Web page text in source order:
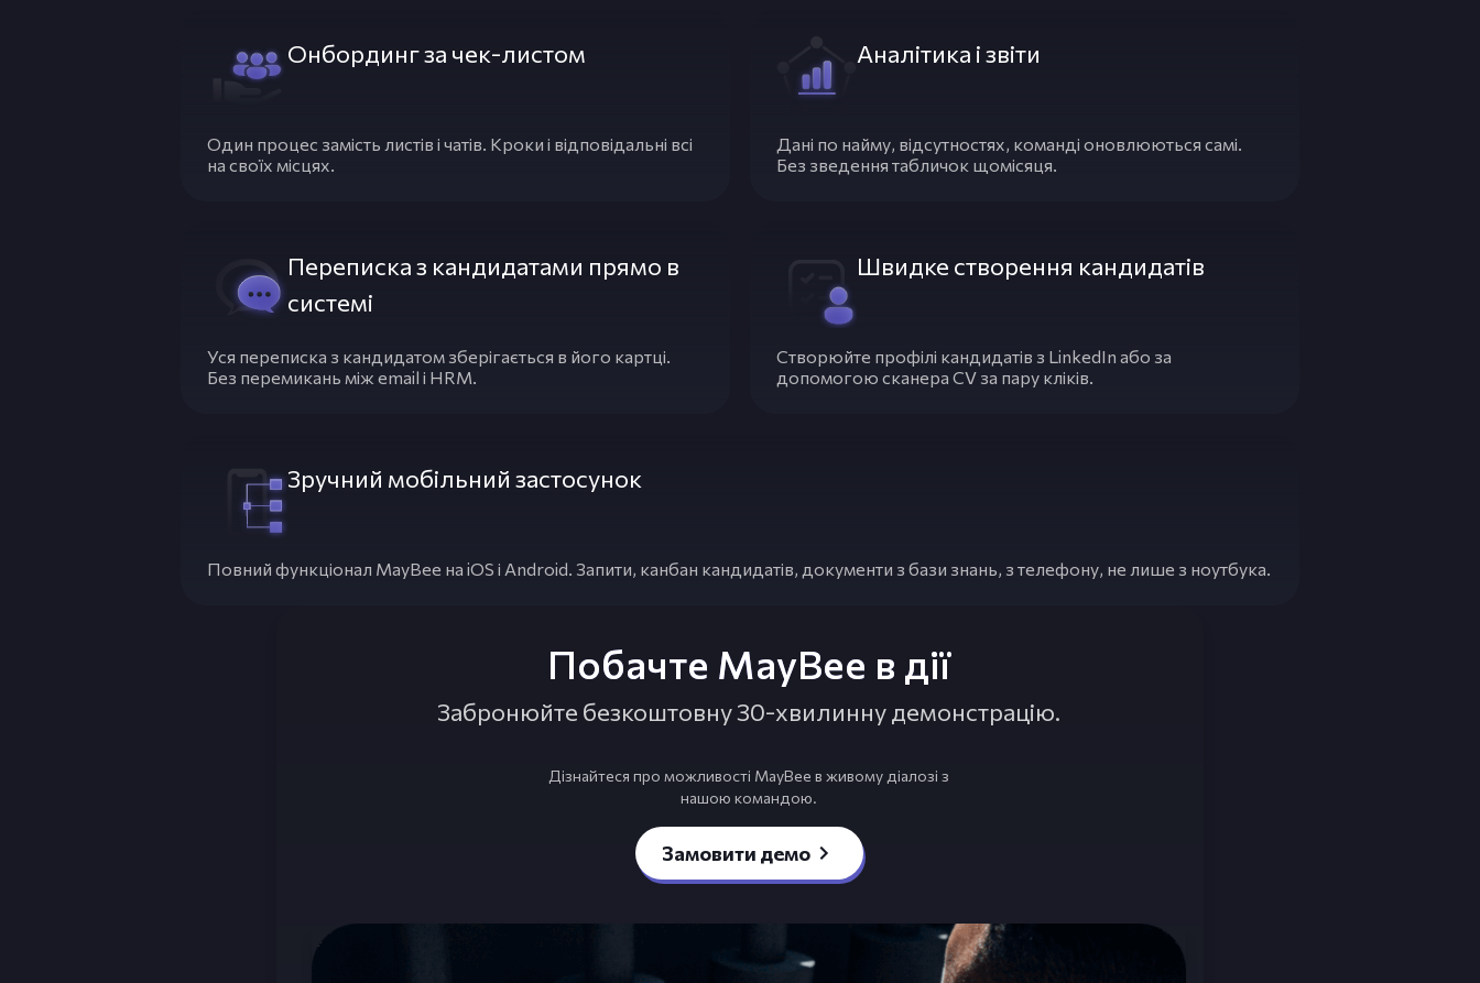
Онбординг за чек-листом
Один процес замість листів і чатів. Кроки і відповідальні всі
на своїх місцях.
Аналітика і звіти
Дані по найму, відсутностях, команді оновлюються самі.
Без зведення табличок щомісяця.
Переписка з кандидатами прямо в
системі
Уся переписка з кандидатом зберігається в його картці.
Без перемикань між email і HRM.
Швидке створення кандидатів
Створюйте профілі кандидатів з LinkedIn або за
допомогою сканера CV за пару кліків.
Зручний мобільний застосунок
Повний функціонал MayBee на iOS і Android. Запити, канбан кандидатів, документи з бази знань, з телефону, не лише з ноутбука.
Побачте MayBee в дії
Забронюйте безкоштовну 30-хвилинну демонстрацію.
Дізнайтеся про можливості MayBee в живому діалозі з
нашою командою.
Замовити демо